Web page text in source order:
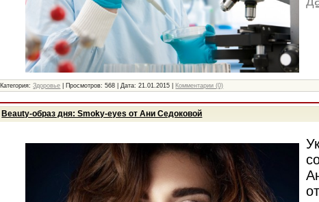
Категория: Здоровье Просмотров: 568 Дата: 21.01.2015 Комментарии (0)
Beauty-образ дня: Smoky-eyes от Ани Седоковой